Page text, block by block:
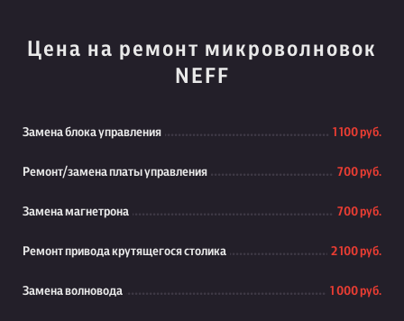
Цена на ремонт микроволновок
NEFF
Замена блока управления 1 100 руб.
Ремонт/замена платы управления 700 руб.
Замена магнетрона 700 руб.
Ремонт привода крутящегося столика 2 100 руб.
Замена волновода 1 000 руб.